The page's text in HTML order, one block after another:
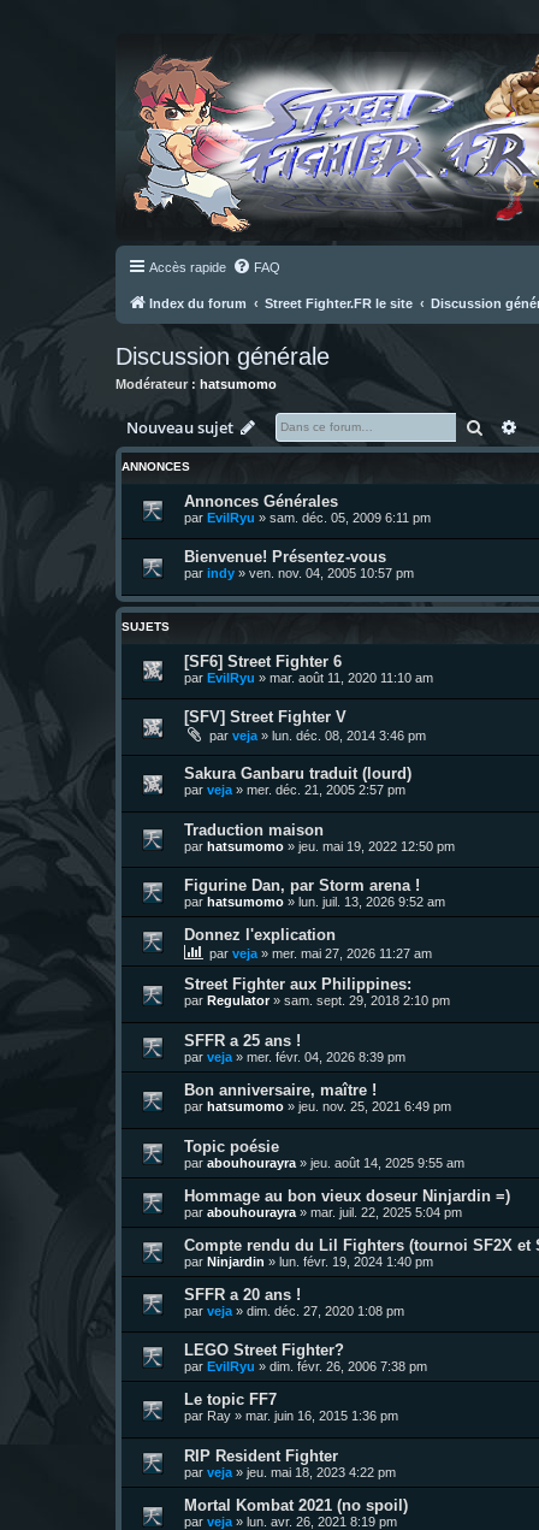
Accès rapide FAQ
Index du forum Street Fighter.FR le site Discussion
Discussion générale
Modérateur : hatsumomo
Nouveau sujet
ANNONCES
Annonces Générales
par EvilRyu » sam. déc. 05, 2009 6:11 pm
Bienvenue! Présentez-vous
par indy » ven. nov. 04, 2005 10:57 pm
SUJETS
[SF6] Street Fighter 6
par EvilRyu » mar. août 11, 2020 11:10 am
[SFV] Street Fighter V
par veja» lun. déc. 08, 2014 3:46 pm
Sakura Ganbaru traduit (lourd)
par veja » mer. déc. 21, 2005 2:57 pm
Traduction maison
par hatsumomo » jeu. mai 19, 2022 12:50 pm
Figurine Dan, par Storm arena !
par hatsumomo » lun. juil. 13, 2026 9:52 am
Donnez l'explication
par veja » mer. mai 27, 2026 11:27 am
Street Fighter aux Philippines:
par Regulator» sam. sept. 29, 2018 2:10 pm
SFFR a 25 ans !
par veja » mer. févr. 04, 2026 8:39 pm
Bon anniversaire, maître !
par hatsumomo » jeu. nov. 25, 2021 6:49 pm
Topic poésie
par abouhourayra » jeu. août 14, 2025 9:55 am
Hommage au bon vieux doseur Ninjardin =)
par abouhourayra » mar. juil. 22, 2025 5:04 pm
Compte rendu du Lil Fighters (tournoi SF2X et
par Ninjardin » lun. févr. 19, 2024 1:40 pm
SFFR a 20 ans !
par veja » dim. déc. 27, 2020 1:08 pm
LEGO Street Fighter?
par EvilRyu » dim. févr. 26, 2006 7:38 pm
Le topic FF7
par Ray » mar. juin 16, 2015 1:36 pm
RIP Resident Fighter
par veja » jeu. mai 18, 2023 4:22 pm
Mortal Kombat 2021 (no spoil)
par veja » lun. avr. 26, 2021 8:19 pm